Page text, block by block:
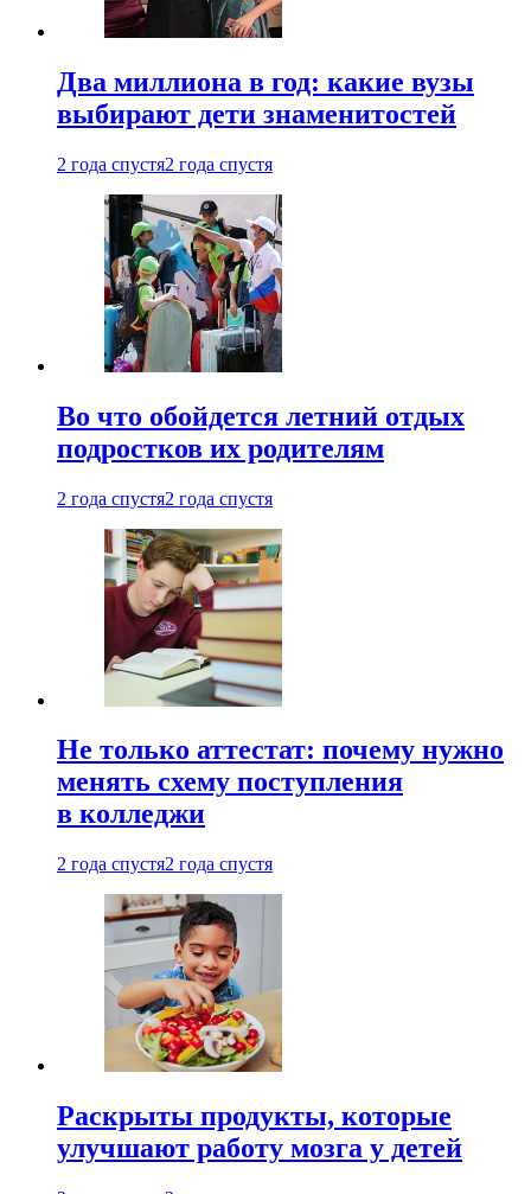
Два миллиона в год: какие вузы
выбирают дети знаменитостей
2 года спустя2 года спустя
Во что обойдется летний отдых
подростков их родителям
2 года спустя2 года спустя
Не только аттестат: почему нужно
менять схему поступления
в колледжи
2 года спустя2 года спустя
Раскрыты продукты, которые
улучшают работу мозга у детей